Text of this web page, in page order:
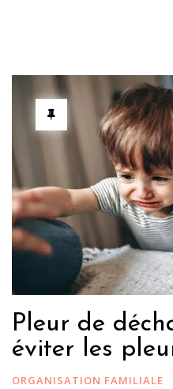
Pleur de
éviter les
ORGANISATION FAMILIALE